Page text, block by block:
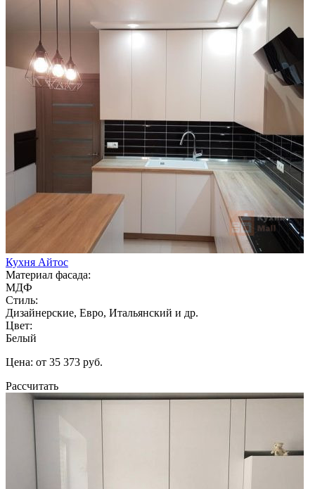
Кухня Айтос
Материал фасада:
МДФ
Стиль:
Дизайнерские, Евро, Итальянский и др.
Цвет:
Белый
Цена: от 35 373 руб.
Рассчитать